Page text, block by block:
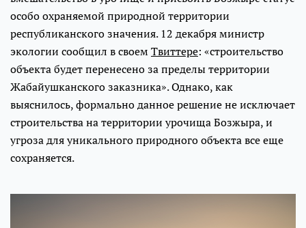
особо охраняемой природной территории
республиканского значения. 12 декабря министр
экологии сообщил в своемТвиттере: «строительство
объекта будет перенесено за пределы территории
Жабайушканского заказника». Однако, как
выяснилось, формально данное решение не исключает
строительства на территории урочища Бозжыра, и
угроза для уникального природного объекта все еще
сохраняется.